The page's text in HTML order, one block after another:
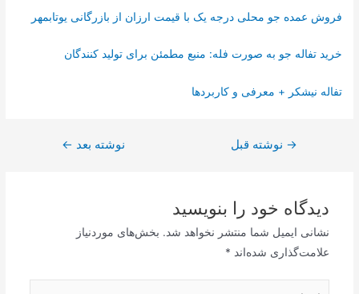
فروش عمده جو محلی درجه یک با قیمت ارزان از بازرگانی یوتابمهر
خرید تفاله جو به صورت فله: منبع مطمئن برای تولید کنندگان
تفاله نیشکر + معرفی و کاربردها
→ نوشته قبل نوشته بعد ←
دیدگاه‌ خود را بنویسید
نشانی ایمیل شما منتشر نخواهد شد. بخش‌های موردنیاز
علامت‌گذاری شده‌اند *